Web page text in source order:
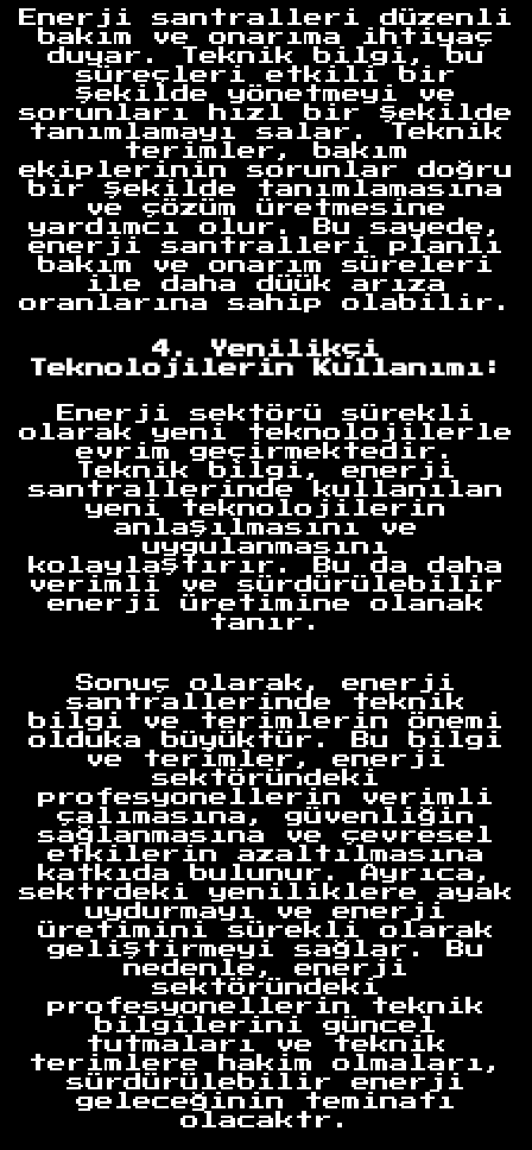
Enerji santralleri düzenli
bakım ve onarıma ihtiyaç
duyar. Teknik bilgi, bu
süreçleri etkili bir
şekilde yönetmeyi ve
sorunları hızl bir şekilde
tanımlamayı salar. Teknik
terimler, bakım
ekiplerinin sorunlar doğru
bir şekilde tanımlamasına
ve çözüm üretmesine
yardımcı olur. Bu sayede,
enerji santralleri planlı
bakım ve onarım süreleri
ile daha düük arıza
oranlarına sahip olabilir.
4. Yenilikçi
Teknolojilerin Kullanımı:
Enerji sektörü sürekli
olarak yeni teknolojilerle
evrim geçirmektedir.
Teknik bilgi, enerji
santrallerinde kullanılan
yeni teknolojilerin
anlaşılmasını ve
uygulanmasını
kolaylaştırır. Bu da daha
verimli ve sürdürülebilir
enerji üretimine olanak
tanır.
Sonuç olarak, enerji
santrallerinde teknik
bilgi ve terimlerin önemi
olduka büyüktür. Bu bilgi
ve terimler, enerji
sektöründeki
profesyonellerin verimli
çalımasına, güvenliğin
sağlanmasına ve çevresel
etkilerin azaltılmasına
katkıda bulunur. Ayrıca,
sektrdeki yeniliklere ayak
uydurmayı ve enerji
üretimini sürekli olarak
geliştirmeyi sağlar. Bu
nedenle, enerji
sektöründeki
profesyonellerin teknik
bilgilerini güncel
tutmaları ve teknik
terimlere hakim olmaları,
sürdürülebilir enerji
geleceğinin teminatı
olacaktr.
Anasayfa